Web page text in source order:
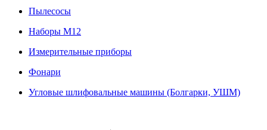
Пылесосы
Наборы М12
Измерительные приборы
Фонари
Угловые шлифовальные машины (Болгарки, УШМ)